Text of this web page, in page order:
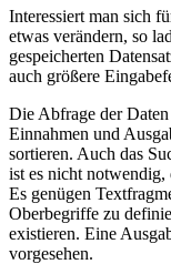
Interessiert man sich
etwas verändern, so
gespeicherten
auch größere
Die Abfrage der
Einnahmen und
sortieren. Auch das
ist es nicht notwendig,
Es genügen
Oberbegriffe zu
existieren. Eine
vorgesehen.